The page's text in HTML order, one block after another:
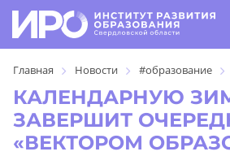
Главная Новости #образование
КАЛЕНДАРНУЮ
ЗАВЕРШИТ
«ВЕКТОРОМ